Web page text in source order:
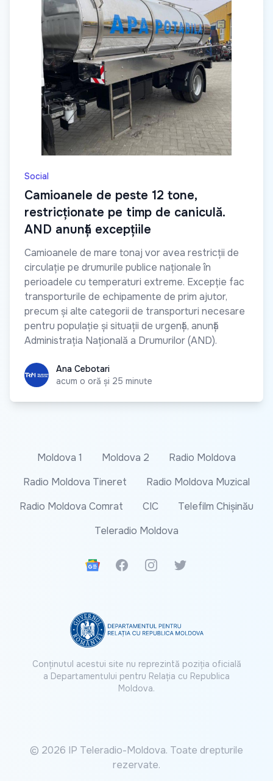
Social
Camioanele de peste 12 tone,
restricționate pe timp de caniculă.
AND anunță excepțiile
Camioanele de mare tonaj vor avea restricții de
circulație pe drumurile publice naționale în
perioadele cu temperaturi extreme. Excepție fac
transporturile de echipamente de prim ajutor,
precum și alte categorii de transporturi necesare
pentru populație și situații de urgență, anunță
Administrația Națională a Drumurilor (AND).
Ana CebotariAna Cebotari
acum o oră și 25 minute
Moldova 1 Moldova 2
Radio Moldova
Radio Moldova Tineret
Radio Moldova Muzical
Radio Moldova Comrat
CIC
Telefilm Chișinău
Teleradio Moldova
Google News
FacebookInstagramTwitter
Conținutul acestui site nu reprezintă poziția oficială
a Departamentului pentru Relația cu Republica
Moldova.
© 2026 IP Teleradio-Moldova. Toate drepturile
rezervate.